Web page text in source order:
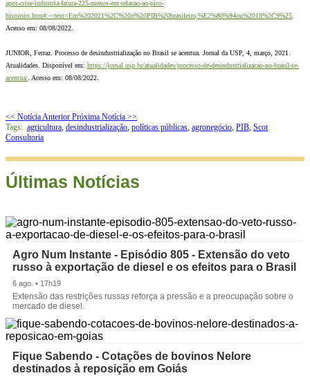
apos-crise-industria-fatura-225-menos-em-relacao-ao-pico-
historico.htm#:~:text=Em%202021%2C%20o%20PIB%20brasileiro,%E2%80%94ou%2018%2C9%25.
Acesso em: 08/08/2022.
JUNIOR, Ferraz. Processo de desindustrialização no Brasil se acentua. Jornal da USP, 4, março, 2021.
Atualidades. Disponível em: https://jornal.usp.br/atualidades/processo-de-desindustrializacao-no-brasil-se-
acentua/. Acesso em: 08/08/2022.
<< Notícia Anterior Próxima Notícia >>
Tags: agricultura, desindustrialização, políticas públicas, agronegócio, PIB, Scot
Consultoria
Últimas Notícias
Agro Num Instante - Episódio 805 - Extensão do veto
russo à exportação de diesel e os efeitos para o Brasil
6 ago. • 17h19
Extensão das restrições russas reforça a pressão e a preocupação sobre o
mercado de diesel.
Fique Sabendo - Cotações de bovinos Nelore
destinados à reposição em Goiás